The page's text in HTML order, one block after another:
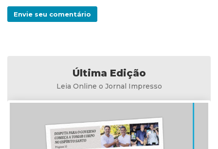
Envie seu comentário
Última Edição
Leia Online o Jornal Impresso